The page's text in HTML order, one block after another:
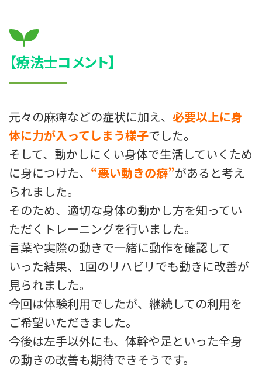
【療法士コメント】
元々の麻痺などの症状に加え、 必要以上に身
体に力が入ってしまう様子でした。
そして、動かしにくい身体で生活していくため
に身につけた、 “悪い動きの癖”があると考え
られました。
そのため、適切な身体の動かし方を知ってい
ただくトレーニングを行いました。
言葉や実際の動きで一緒に動作を確認して
いった結果、1回のリハビリでも動きに改善が
見られました。
今回は体験利用でしたが、継続しての利用を
ご希望いただきました。
今後は左手以外にも、体幹や足といった全身
の動きの改善も期待できそうです。